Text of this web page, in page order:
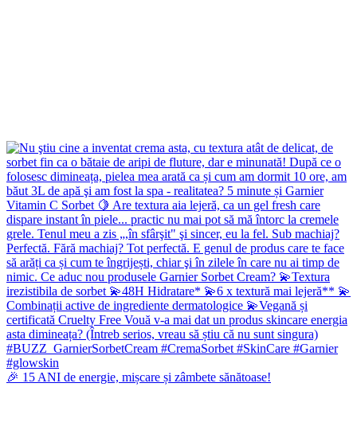
🎉 15 ANI de energie, mișcare și zâmbete sănătoase!